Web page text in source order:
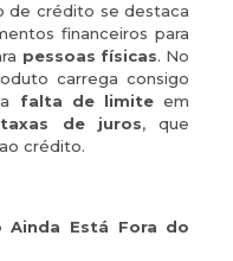
de crédito se destaca
financeiros para
pessoas físicas. No
carrega consigo
falta de limiteem
de juros, que
crédito.
Ainda Está Fora do